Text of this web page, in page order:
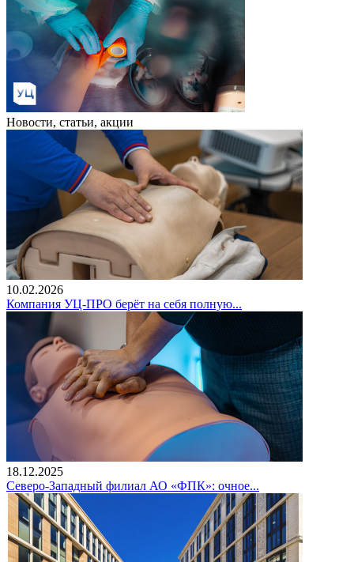
Новости, статьи, акции
10.02.2026
Компания УЦ-ПРО берёт на себя полную...
18.12.2025
Северо-Западный филиал АО «ФПК»: очное...